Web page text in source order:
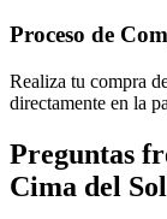
Proceso de
Realiza tu compra
directamente en la
Preguntas
Cima del Sol